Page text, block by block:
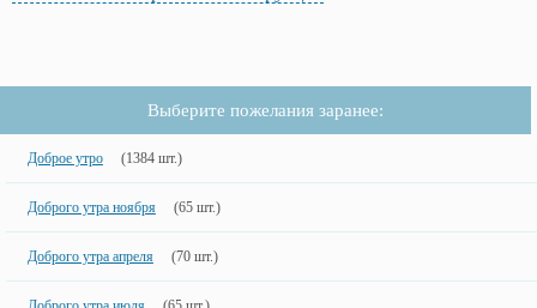
Выберите пожелания заранее:
Доброе утро (1384 шт.)
Доброго утра ноября (65 шт.)
Доброго утра апреля (70 шт.)